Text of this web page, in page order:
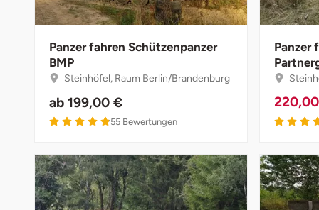
Panzer fahren Schützenpanzer
BMP
Steinhöfel, Raum Berlin/Brandenburg
ab 199,00 €
55 Bewertungen
Panzer
Dessau
Dietzenbach
Dorsten